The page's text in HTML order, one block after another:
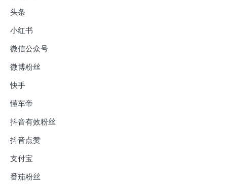
头条
小红书
微信公众号
微博粉丝
快手
懂车帝
抖音有效粉丝
抖音点赞
支付宝
番茄粉丝